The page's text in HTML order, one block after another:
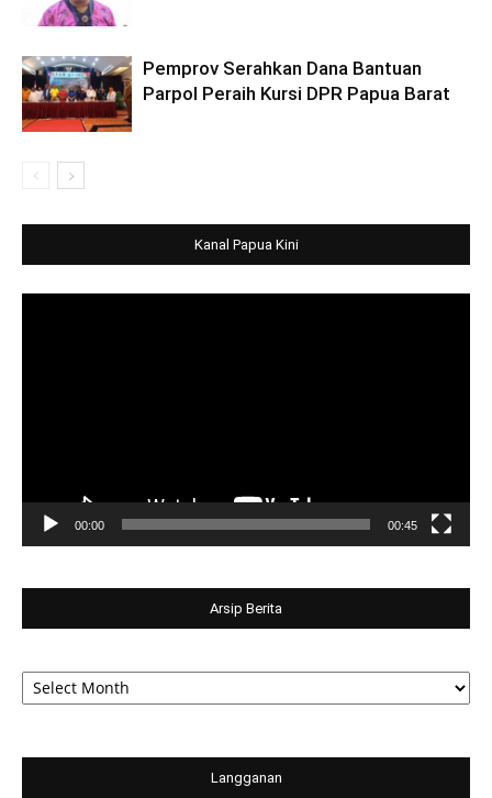
Pemprov Serahkan Dana Bantuan
Parpol Peraih Kursi DPR Papua Barat
Kanal Papua Kini
00:00 00:45
Arsip Berita
Arsip
Berita
Langganan